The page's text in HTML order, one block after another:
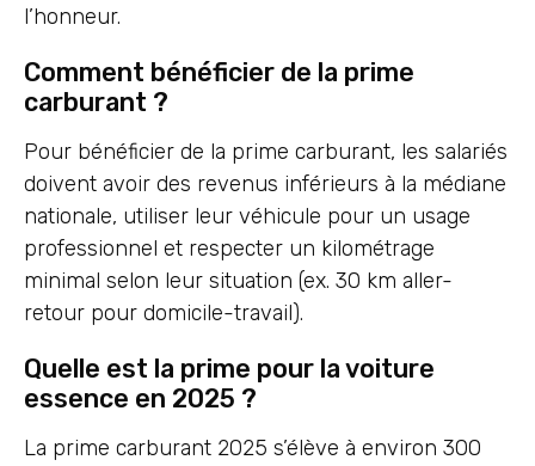
l’honneur.
Comment bénéficier de la prime
carburant ?
Pour bénéficier de la prime carburant, les salariés
doivent avoir des revenus inférieurs à la médiane
nationale, utiliser leur véhicule pour un usage
professionnel et respecter un kilométrage
minimal selon leur situation (ex. 30 km aller-
retour pour domicile-travail).
Quelle est la prime pour la voiture
essence en 2025 ?
La prime carburant 2025 s’élève à environ 300